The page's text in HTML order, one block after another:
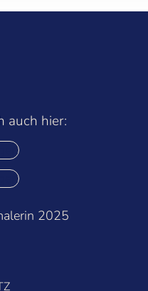
auch hier:
2025